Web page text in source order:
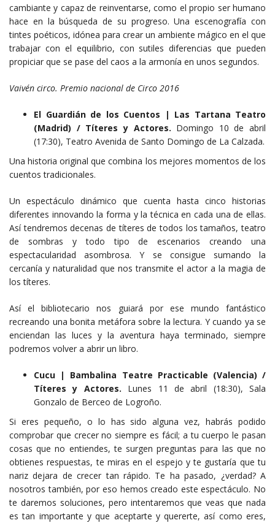
cambiante y capaz de reinventarse, como el propio ser humano
hace en la búsqueda de su progreso. Una escenografía con
tintes poéticos, idónea para crear un ambiente mágico en el que
trabajar con el equilibrio, con sutiles diferencias que pueden
propiciar que se pase del caos a la armonía en unos segundos.
Vaivén circo. Premio nacional de Circo 2016
El Guardián de los Cuentos | Las Tartana Teatro
(Madrid) / Títeres y Actores. Domingo 10 de abril
(17:30), Teatro Avenida de Santo Domingo de La Calzada.
Una historia original que combina los mejores momentos de los
cuentos tradicionales.
Un espectáculo dinámico que cuenta hasta cinco historias
diferentes innovando la forma y la técnica en cada una de ellas.
Así tendremos decenas de títeres de todos los tamaños, teatro
de sombras y todo tipo de escenarios creando una
espectacularidad asombrosa. Y se consigue sumando la
cercanía y naturalidad que nos transmite el actor a la magia de
los títeres.
Así el bibliotecario nos guiará por ese mundo fantástico
recreando una bonita metáfora sobre la lectura. Y cuando ya se
enciendan las luces y la aventura haya terminado, siempre
podremos volver a abrir un libro.
Cucu | Bambalina Teatre Practicable (Valencia) /
Títeres y Actores. Lunes 11 de abril (18:30), Sala
Gonzalo de Berceo de Logroño.
Si eres pequeño, o lo has sido alguna vez, habrás podido
comprobar que crecer no siempre es fácil; a tu cuerpo le pasan
cosas que no entiendes, te surgen preguntas para las que no
obtienes respuestas, te miras en el espejo y te gustaría que tu
nariz dejara de crecer tan rápido. Te ha pasado, ¿verdad? A
nosotros también, por eso hemos creado este espectáculo. No
te daremos soluciones, pero intentaremos que veas que nada
es tan importante y que aceptarte y quererte, así como eres,